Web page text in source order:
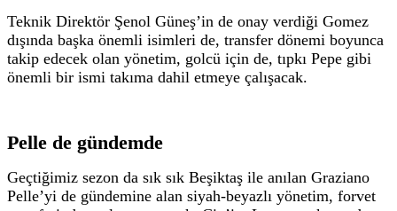
Teknik Direktör Şenol Güneş’in de onay verdiği Gomez
dışında başka önemli isimleri de, transfer dönemi boyunca
takip edecek olan yönetim, golcü için de, tıpkı Pepe gibi
önemli bir ismi takıma dahil etmeye çalışacak.
Pelle de gündemde
Geçtiğimiz sezon da sık sık Beşiktaş ile anılan Graziano
Pelle’yi de gündemine alan siyah-beyazlı yönetim, forvet